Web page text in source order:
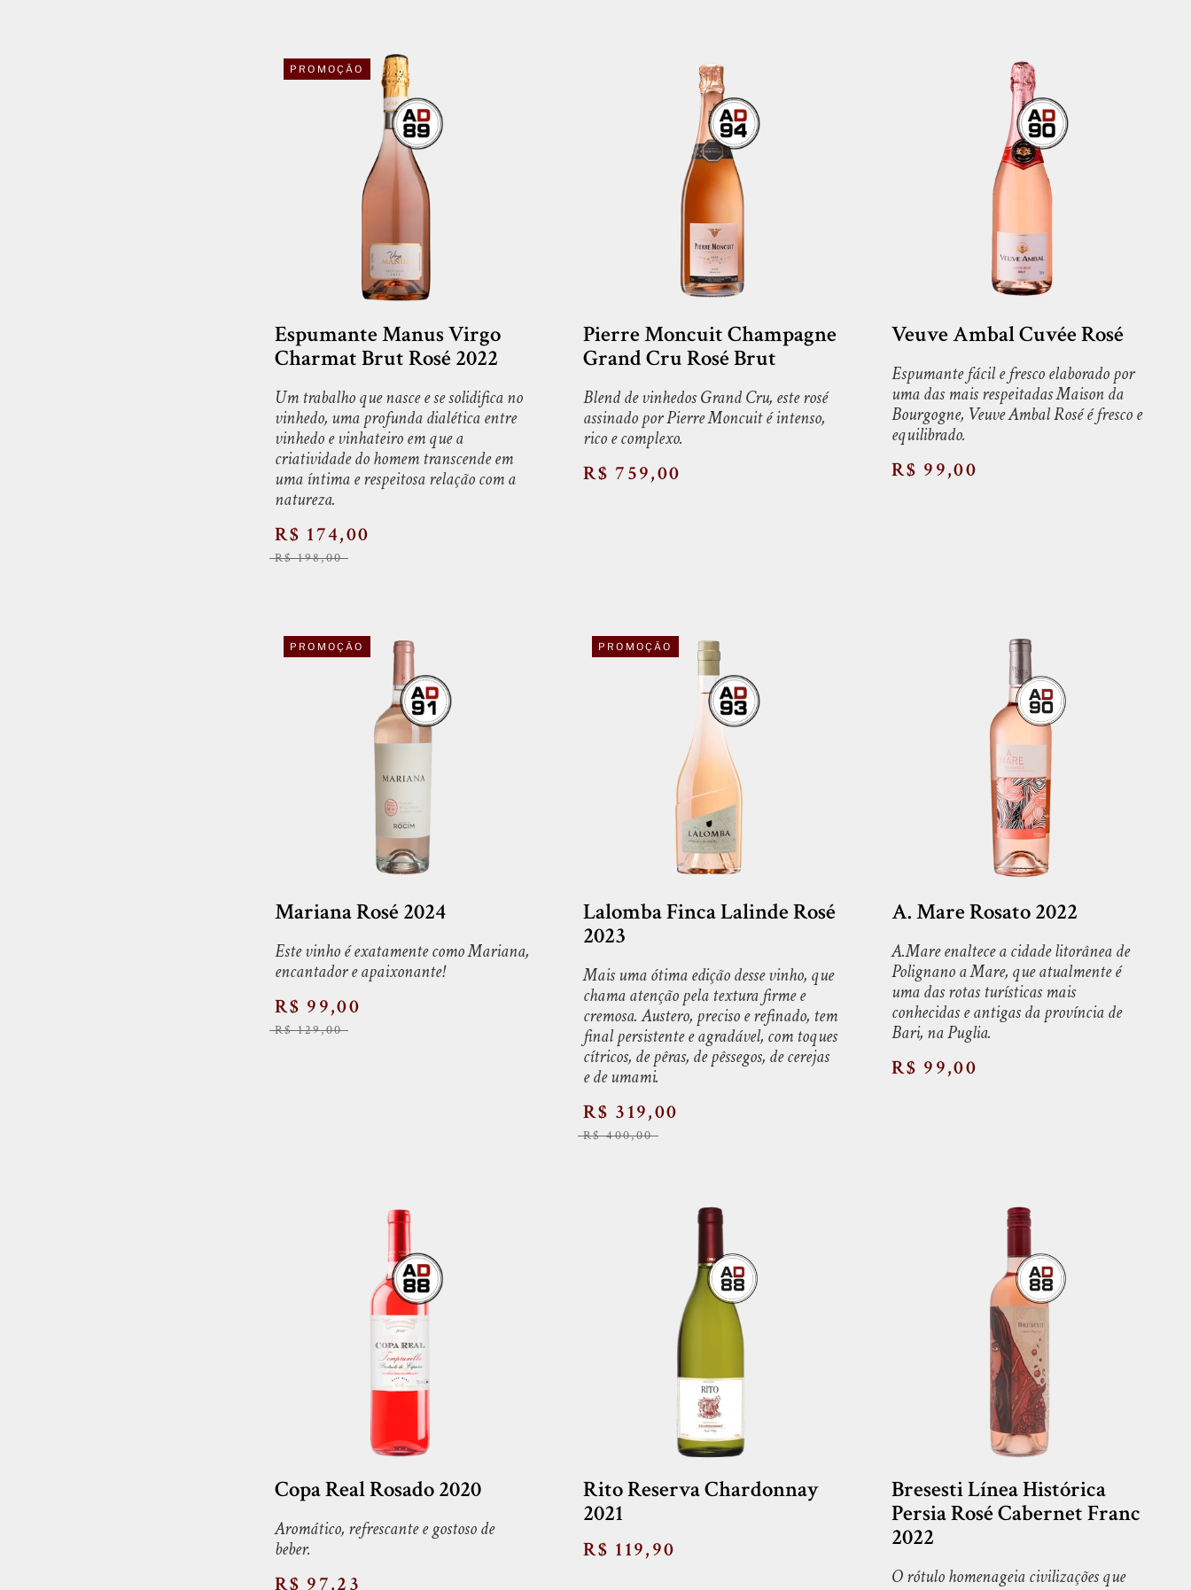
PROMOÇÃO
Espumante Manus Virgo
Charmat Brut Rosé 2022
Um trabalho que nasce e se solidifica no
vinhedo, uma profunda dialética entre
vinhedo e vinhateiro em que a
criatividade do homem transcende em
uma íntima e respeitosa relação com a
natureza.
R$ 174,00
R$ 198,00
Pierre Moncuit Champagne
Grand Cru Rosé Brut
Blend de vinhedos Grand Cru, este rosé
assinado por Pierre Moncuit é intenso,
rico e complexo.
R$ 759,00
Veuve Ambal Cuvée Rosé
Espumante fácil e fresco elaborado por
uma das mais respeitadas Maison da
Bourgogne, Veuve Ambal Rosé é fresco e
equilibrado.
R$ 99,00
PROMOÇÃO
Mariana Rosé 2024
Este vinho é exatamente como Mariana,
encantador e apaixonante!
R$ 99,00
R$ 129,00
PROMOÇÃO
Lalomba Finca Lalinde Rosé
2023
Mais uma ótima edição desse vinho, que
chama atenção pela textura firme e
cremosa. Austero, preciso e refinado, tem
final persistente e agradável, com toques
cítricos, de pêras, de pêssegos, de cerejas
e de umami.
R$ 319,00
R$ 400,00
A. Mare Rosato 2022
A.Mare enaltece a cidade litorânea de
Polignano a Mare, que atualmente é
uma das rotas turísticas mais
conhecidas e antigas da província de
Bari, na Puglia.
R$ 99,00
Copa Real Rosado 2020
Aromático, refrescante e gostoso de
beber.
R$ 97,23
Rito Reserva Chardonnay
2021
R$ 119,90
Bresesti Línea Histórica
Persia Rosé Cabernet Franc
2022
O rótulo homenageia civilizações que